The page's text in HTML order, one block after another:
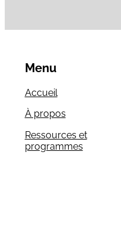
Menu
Accueil
À propos
Ressources et
programmes